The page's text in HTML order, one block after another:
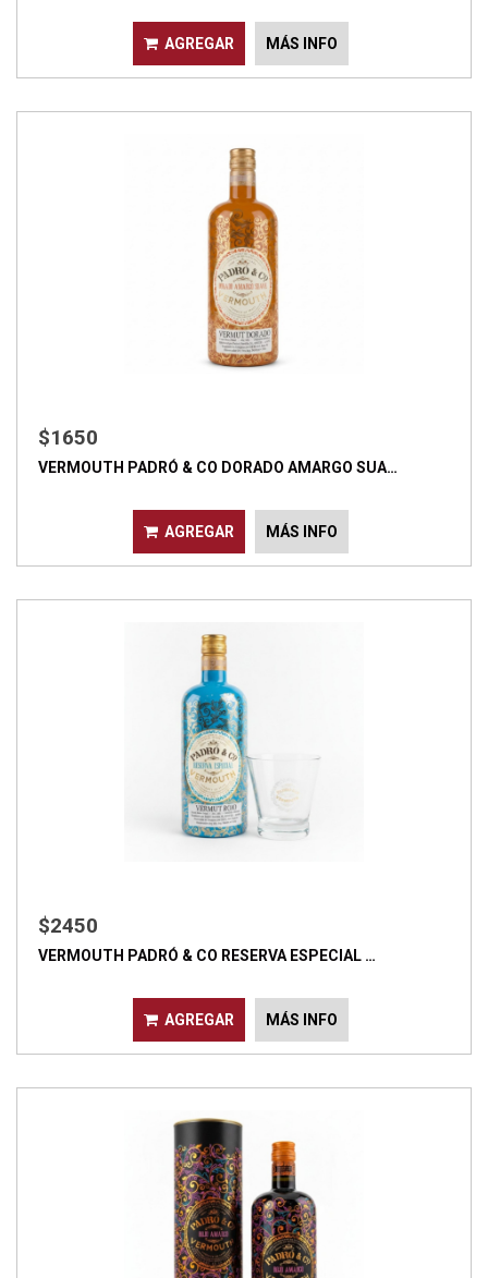
AGREGAR MÁS INFO
$1650
VERMOUTH PADRÓ & CO DORADO AMARGO SUA…
AGREGAR MÁS INFO
$2450
VERMOUTH PADRÓ & CO RESERVA ESPECIAL …
AGREGAR MÁS INFO